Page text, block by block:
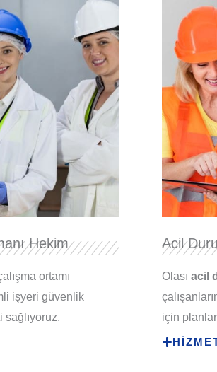
Hekim
ortamı
işyeri güvenlik
sağlıyoruz.
Acil
Olası acil
için